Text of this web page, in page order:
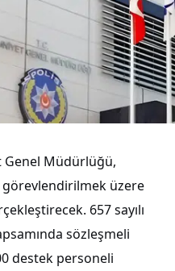
Genel Müdürlüğü,
görevlendirilmek üzere
657 sayılı
sözleşmeli
destek personeli